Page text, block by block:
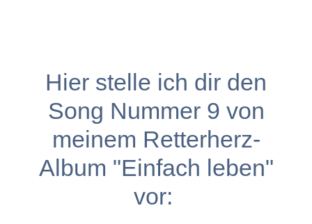
Hier stelle ich dir den
Song Nummer 9 von
meinem Retterherz-
Album "Einfach leben"
vor: